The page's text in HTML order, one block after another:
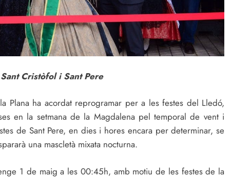
Cristòfol i Sant Pere
Plana ha acordat reprogramar per a les festes del Lledó,
en la setmana de la Magdalena pel temporal de vent i
de Sant Pere, en dies i hores encara per determinar, se
una mascletà mixata nocturna.
1 de maig a les 00:45h, amb motiu de les festes de la